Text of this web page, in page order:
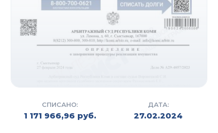
СПИСАНО:
1 171 966,96 руб.
ДАТА:
27.02.2024